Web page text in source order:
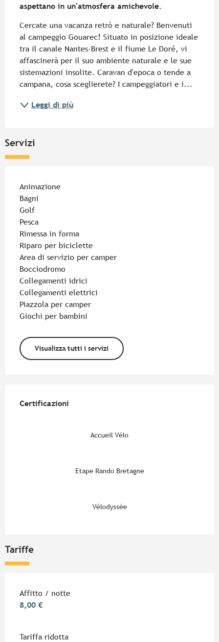
aspettano in un'atmosfera amichevole.
Cercate una vacanza retrò e naturale? Benvenuti
al campeggio Gouarec! Situato in posizione ideale
tra il canale Nantes-Brest e il fiume Le Doré, vi
affascinerà per il suo ambiente naturale e le sue
sistemazioni insolite. Caravan d'epoca o tende a
campana, cosa sceglierete? I campeggiatori e i...
Leggi di più
Servizi
Animazione
Bagni
Golf
Pesca
Rimessa in forma
Riparo per biciclette
Area di servizio per camper
Bocciodromo
Collegamenti idrici
Collegamenti elettrici
Piazzola per camper
Giochi per bambini
Visualizza tutti i servizi
Certificazioni
Certificazioni
Accueil Vélo
Etape Rando Bretagne
Vélodyssée
Tariffe
Tariffe 2026
Affitto / notte
8,00 €
Tariffa ridotta